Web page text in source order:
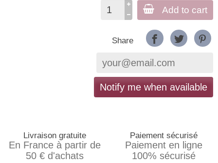
Add to cart
Share
Notify me when available
Livraison gratuite
En France à partir de
50 € d'achats
Paiement sécurisé
Paiement en ligne
100% sécurisé